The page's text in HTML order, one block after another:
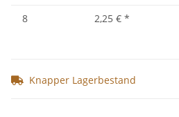
8
2,25 € *
Knapper Lagerbestand